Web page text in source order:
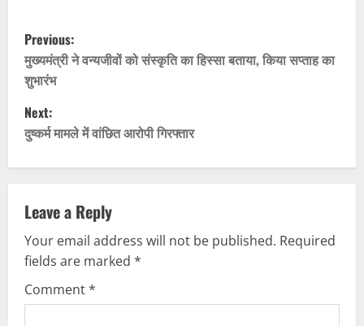
P
o
s
t
n
a
v
i
g
Previous:
मुख्यमंत्री ने वन्यजीवों को संस्कृति का हिस्सा बताया, किया सप्ताह का
शुभारंभ
Next:
दुष्कर्म मामले में वांछित आरोपी गिरफ्तार
Leave a Reply
Your email address will not be published. Required
fields are marked *
Comment*